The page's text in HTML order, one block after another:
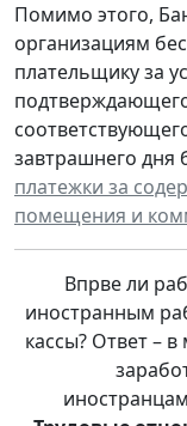
Помимо этого,
организациям
плательщику за
завтрашнего дня
платежки за
помещения и
Впрве ли
иностранным
кассы? Ответ –